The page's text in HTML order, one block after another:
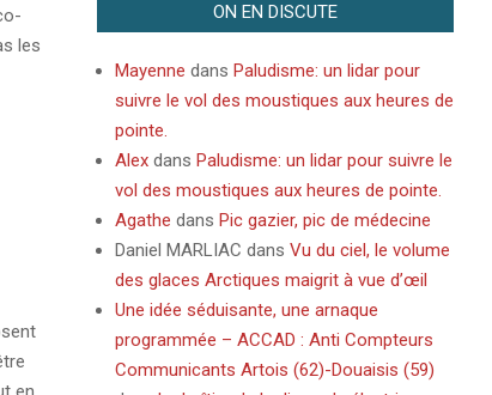
les
ON EN DISCUTE
Mayenne dans Paludisme: un lidar pour
suivre le vol des moustiques aux heures de
pointe.
Alexdans Paludisme: un lidar pour suivre le
vol des moustiques aux heures de pointe.
Agathe dans Pic gazier, pic de médecine
Daniel MARLIAC dans Vu du ciel, le volume
des glaces Arctiques maigrit à vue d’œil
Une idée séduisante, une arnaque
programmée – ACCAD : Anti Compteurs
Communicants Artois (62)-Douaisis (59)